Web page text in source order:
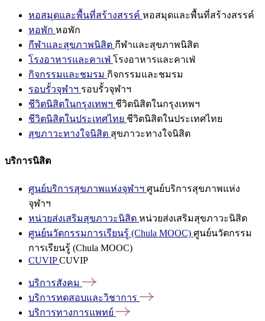
หอสมุดและพื้นที่สร้างสรรค์ หอสมุดและพื้นที่สร้างสรรค์
หอพัก หอพัก
กีฬาและสุขภาพนิสิต กีฬาและสุขภาพนิสิต
โรงอาหารและคาเฟ่ โรงอาหารและคาเฟ่
กิจกรรมและชมรม กิจกรรมและชมรม
รอบรั้วจุฬาฯ รอบรั้วจุฬาฯ
ชีวิตนิสิตในกรุงเทพฯ ชีวิตนิสิตในกรุงเทพฯ
ชีวิตนิสิตในประเทศไทย ชีวิตนิสิตในประเทศไทย
สุขภาวะทางใจนิสิต สุขภาวะทางใจนิสิต
บริการนิสิต
ศูนย์บริการสุขภาพแห่งจุฬาฯ ศูนย์บริการสุขภาพแห่ง
จุฬาฯ
หน่วยส่งเสริมสุขภาวะนิสิต หน่วยส่งเสริมสุขภาวะนิสิต
ศูนย์นวัตกรรมการเรียนรู้ (Chula MOOC) ศูนย์นวัตกรรม
การเรียนรู้ (Chula MOOC)
CUVIPCUVIP
บริการสังคม
บริการทดสอบและวิชาการ
บริการทางการแพทย์